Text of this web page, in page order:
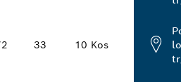
33 10 Kos